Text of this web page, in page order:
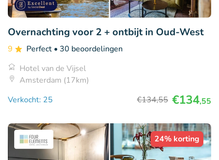
Overnachting voor 2 + ontbijt in Oud-West
9 Perfect • 30 beoordelingen
Hotel van de Vijsel
Amsterdam (17km)
Verkocht: 25
€134,55 €134,55
24% korting